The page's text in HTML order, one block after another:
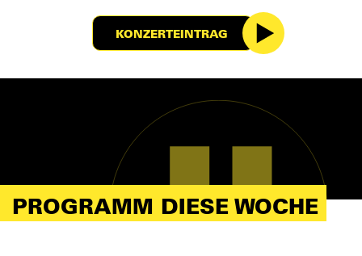
KONZERTEINTRAG
PROGRAMM DIESE WOCHE